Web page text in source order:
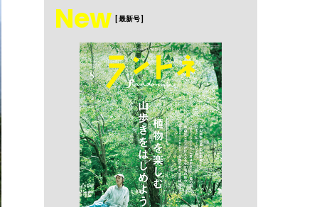
New [ 最新号 ]